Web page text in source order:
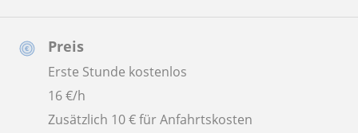
Preis
Erste Stunde kostenlos
16€/h
Zusätzlich 10 € für Anfahrtskosten